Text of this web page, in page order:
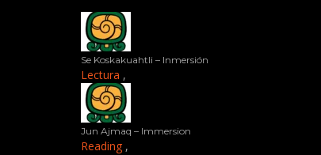
Se Koskakuahtli – Inmersión
Lectura ,
Jun Ajmaq – Immersion
Reading ,